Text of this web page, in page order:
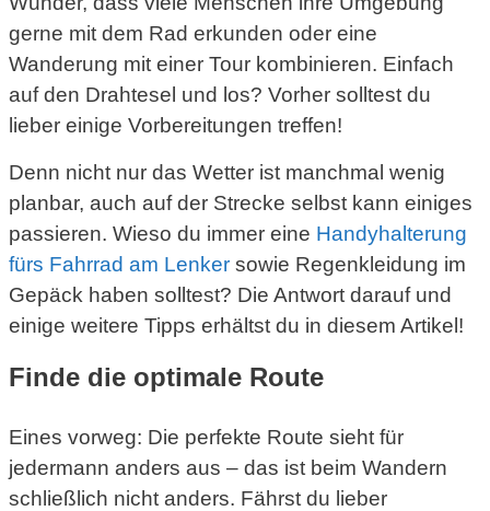
gerne mit dem Rad erkunden oder eine
Wanderung mit einer Tour kombinieren. Einfach
auf den Drahtesel und los? Vorher solltest du
lieber einige Vorbereitungen treffen!
Denn nicht nur das Wetter ist manchmal wenig
planbar, auch auf der Strecke selbst kann einiges
passieren. Wieso du immer eine Handyhalterung
fürs Fahrrad am Lenker sowie Regenkleidung im
Gepäck haben solltest? Die Antwort darauf und
einige weitere Tipps erhältst du in diesem Artikel!
Finde die optimale Route
Eines vorweg: Die perfekte Route sieht für
jedermann anders aus – das ist beim Wandern
schließlich nicht anders. Fährst du lieber